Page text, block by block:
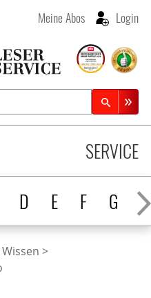
Meine Abos Login
D E F G H
SERVICE